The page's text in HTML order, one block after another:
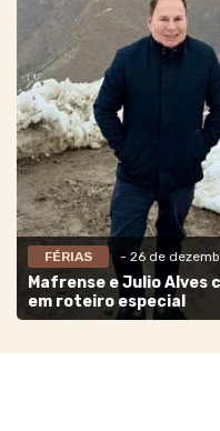
FÉRIAS - 26 de
Mafrense e Julio
em roteiro especial